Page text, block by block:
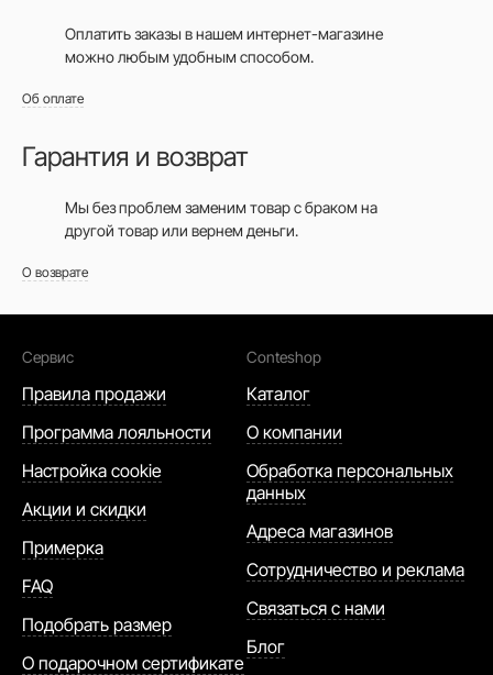
Оплатить заказы в нашем интернет-магазине
можно любым удобным способом.
Об оплате
Гарантия и возврат
Мы без проблем заменим товар с браком на
другой товар или вернем деньги.
О возврате
Сервис
Правила продажи
Программа лояльности
Настройка cookie
Акции и скидки
Примерка
FAQ
Подобрать размер
О подарочном сертификате
Conteshop
Каталог
О компании
Обработка персональных
данных
Адреса магазинов
Сотрудничество и реклама
Связаться с нами
Блог